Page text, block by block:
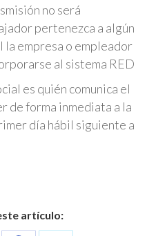
no será
pertenezca a algún
empresa o empleador
al sistema RED
es quién comunica el
de forma inmediata a la
día hábil siguiente a
artículo: